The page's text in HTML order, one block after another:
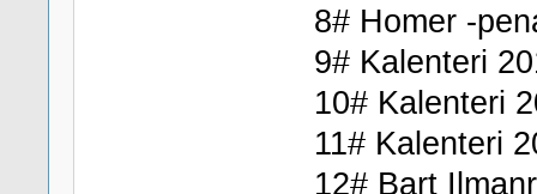
8# Homer -
9# Kalenteri
10# Kalenteri
11# Kalenteri
12# Bart